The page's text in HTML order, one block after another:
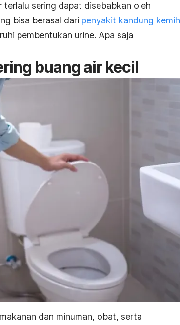
terlalu sering dapat disebabkan oleh
bisa berasal dari penyakit kandung kemih
pembentukan urine. Apa saja
buang air kecil
dan minuman, obat, serta